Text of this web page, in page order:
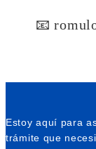
📧
Estoy aquí para
trámite que